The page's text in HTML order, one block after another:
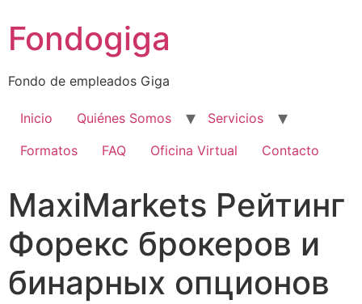
contenido
Fondogiga
Fondo de empleados Giga
Inicio Quiénes Somos
Servicios
Formatos
FAQ Oficina Virtual Contacto
MaxiMarkets Рейтинг
Форекс брокеров и
бинарных опционов